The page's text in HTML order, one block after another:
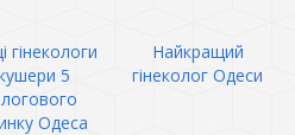
гінекологи
5
Одеса
Найкращий
гінеколог Одеси